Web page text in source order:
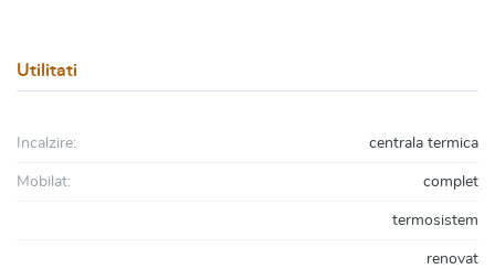
Utilitati
Incalzire: centrala termica
Mobilat: complet
termosistem
renovat